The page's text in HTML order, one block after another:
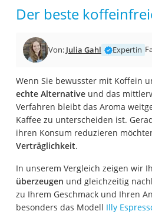
Der beste
Von: Julia Gahl Expertin
Wenn Sie bewusster mit Koffein
echte Alternativeund das
Verfahren bleibt das Aroma
Kaffee zu unterscheiden ist.
ihren Konsum reduzieren
Verträglichkeit.
In unserem Vergleich zeigen wir
überzeugen und gleichzeitig
zu Ihrem Geschmack und Ihren
besonders das Modell Illy